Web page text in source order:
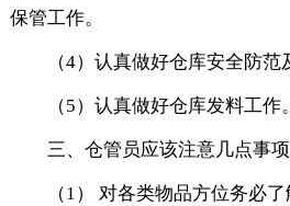
保管工作。
（4）认真做好仓库安全防范
（5）认真做好仓库发料工作。
三、仓管员应该注意几点事项
（1） 对各类物品方位务必